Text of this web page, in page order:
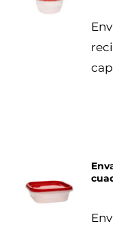
DETALLES